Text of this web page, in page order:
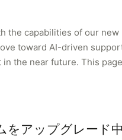
the capabilities of our new
toward AI-driven
the near future. This page
をアップグレード中